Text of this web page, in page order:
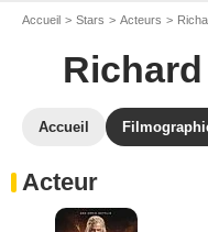
Accueil Stars Acteurs
Accueil
Acteur